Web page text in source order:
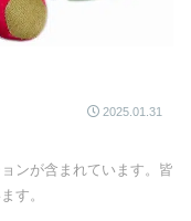
2025.01.31
ンが含まれています。皆
す。